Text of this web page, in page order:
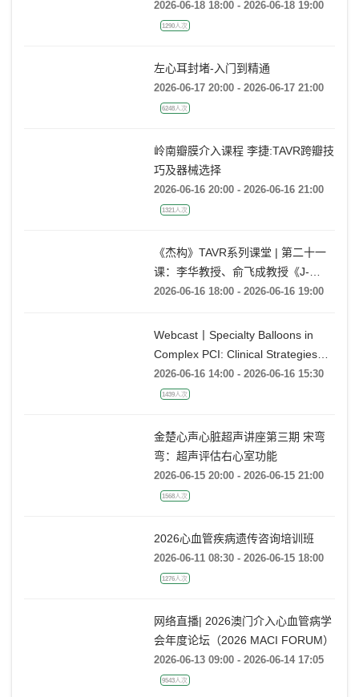
Results LIVE WEBINAR
2026-06-18 18:00 - 2026-06-18 19:00
左心耳封堵-入门到精通
2026-06-17 20:00 - 2026-06-17 21:00
岭南瓣膜介入课程 李捷:TAVR跨瓣技
巧及器械选择
2026-06-16 20:00 - 2026-06-16 21:00
《杰构》TAVR系列课堂 | 第二十一
课：李华教授、俞飞成教授《J-
入路策略到释放技巧》
Webcast丨Specialty Balloons in
Complex PCI: Clinical Strategies
with BrosMed
2026-06-16 14:00 - 2026-06-16 15:30
金楚心声心脏超声讲座第三期 宋弯
弯：超声评估右心室功能
2026-06-15 20:00 - 2026-06-15 21:00
2026心血管疾病遗传咨询培训班
2026-06-11 08:30 - 2026-06-15 18:00
网络直播| 2026澳门介入心血管病学
会年度论坛（2026 MACI FORUM）
2026-06-13 09:00 - 2026-06-14 17:05